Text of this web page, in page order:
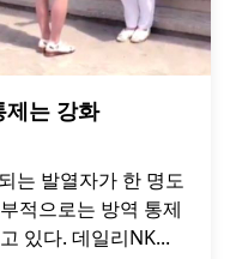
제는 강화
는 발열자가 한 명도
적으로는 방역 통제
있다. 데일리NK...